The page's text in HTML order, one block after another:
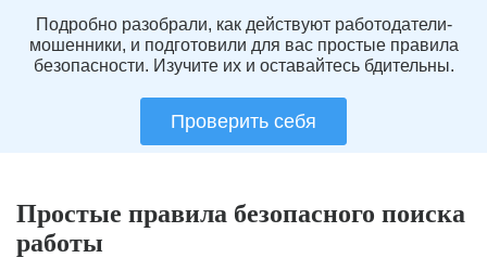
Подробно разобрали, как действуют работодатели-
мошенники, и подготовили для вас простые правила
безопасности. Изучите их и оставайтесь бдительны.
Проверить себя
Простые правила безопасного поиска
работы